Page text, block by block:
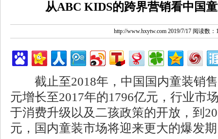
从ABC KIDS的跨界营销看中国
http://www.hxytw.com 2019/7/17 阅读数：
截止至2018年，中国国内童装销售
元增长至2017年的1796亿元，行业市
于消费升级以及二孩政策的开放，到
元，国内童装市场将迎来更大的爆发